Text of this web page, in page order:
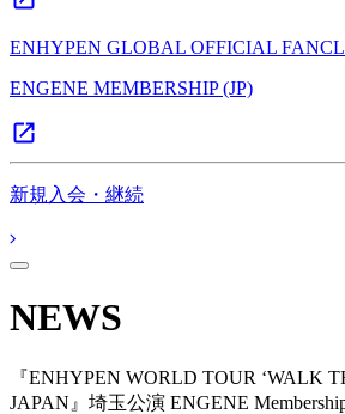
ENHYPEN GLOBAL OFFICIAL
ENGENE MEMBERSHIP (JP)
新規入会・継続
NEWS
『ENHYPEN WORLD TOUR ‘WALK
JAPAN』埼玉公演 ENGENE